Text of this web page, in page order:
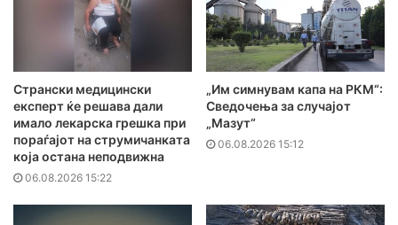
Странски медицински
експерт ќе решава дали
имало лекарска грешка при
пораѓајот на струмичанката
која остана неподвижна
06.08.2026 15:22
„Им симнувам капа на РКМ“:
Сведочења за случајот
„Мазут“
06.08.2026 15:12